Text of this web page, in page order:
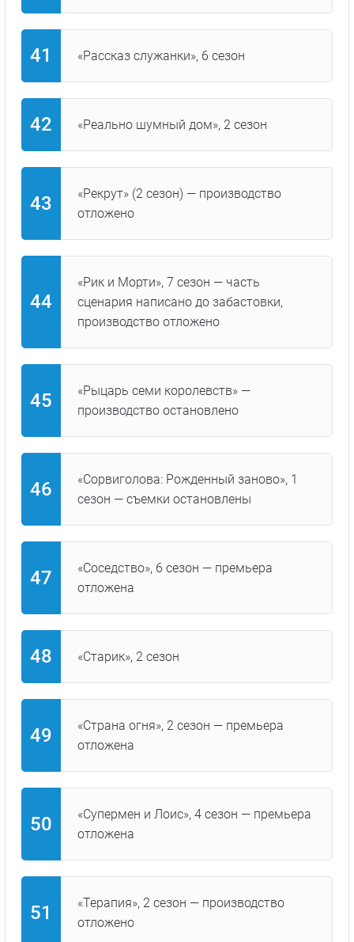
«Рассказ служанки», 6 сезон
«Реально шумный дом», 2 сезон
«Рекрут» (2 сезон) — производство
отложено
«Рик и Морти», 7 сезон — часть
сценария написано до забастовки,
производство отложено
«Рыцарь семи королевств» —
производство остановлено
«Сорвиголова: Рожденный заново», 1
сезон — съемки остановлены
«Соседство», 6 сезон — премьера
отложена
«Старик», 2 сезон
«Страна огня», 2 сезон — премьера
отложена
«Супермен и Лоис», 4 сезон — премьера
отложена
«Терапия», 2 сезон — производство
отложено